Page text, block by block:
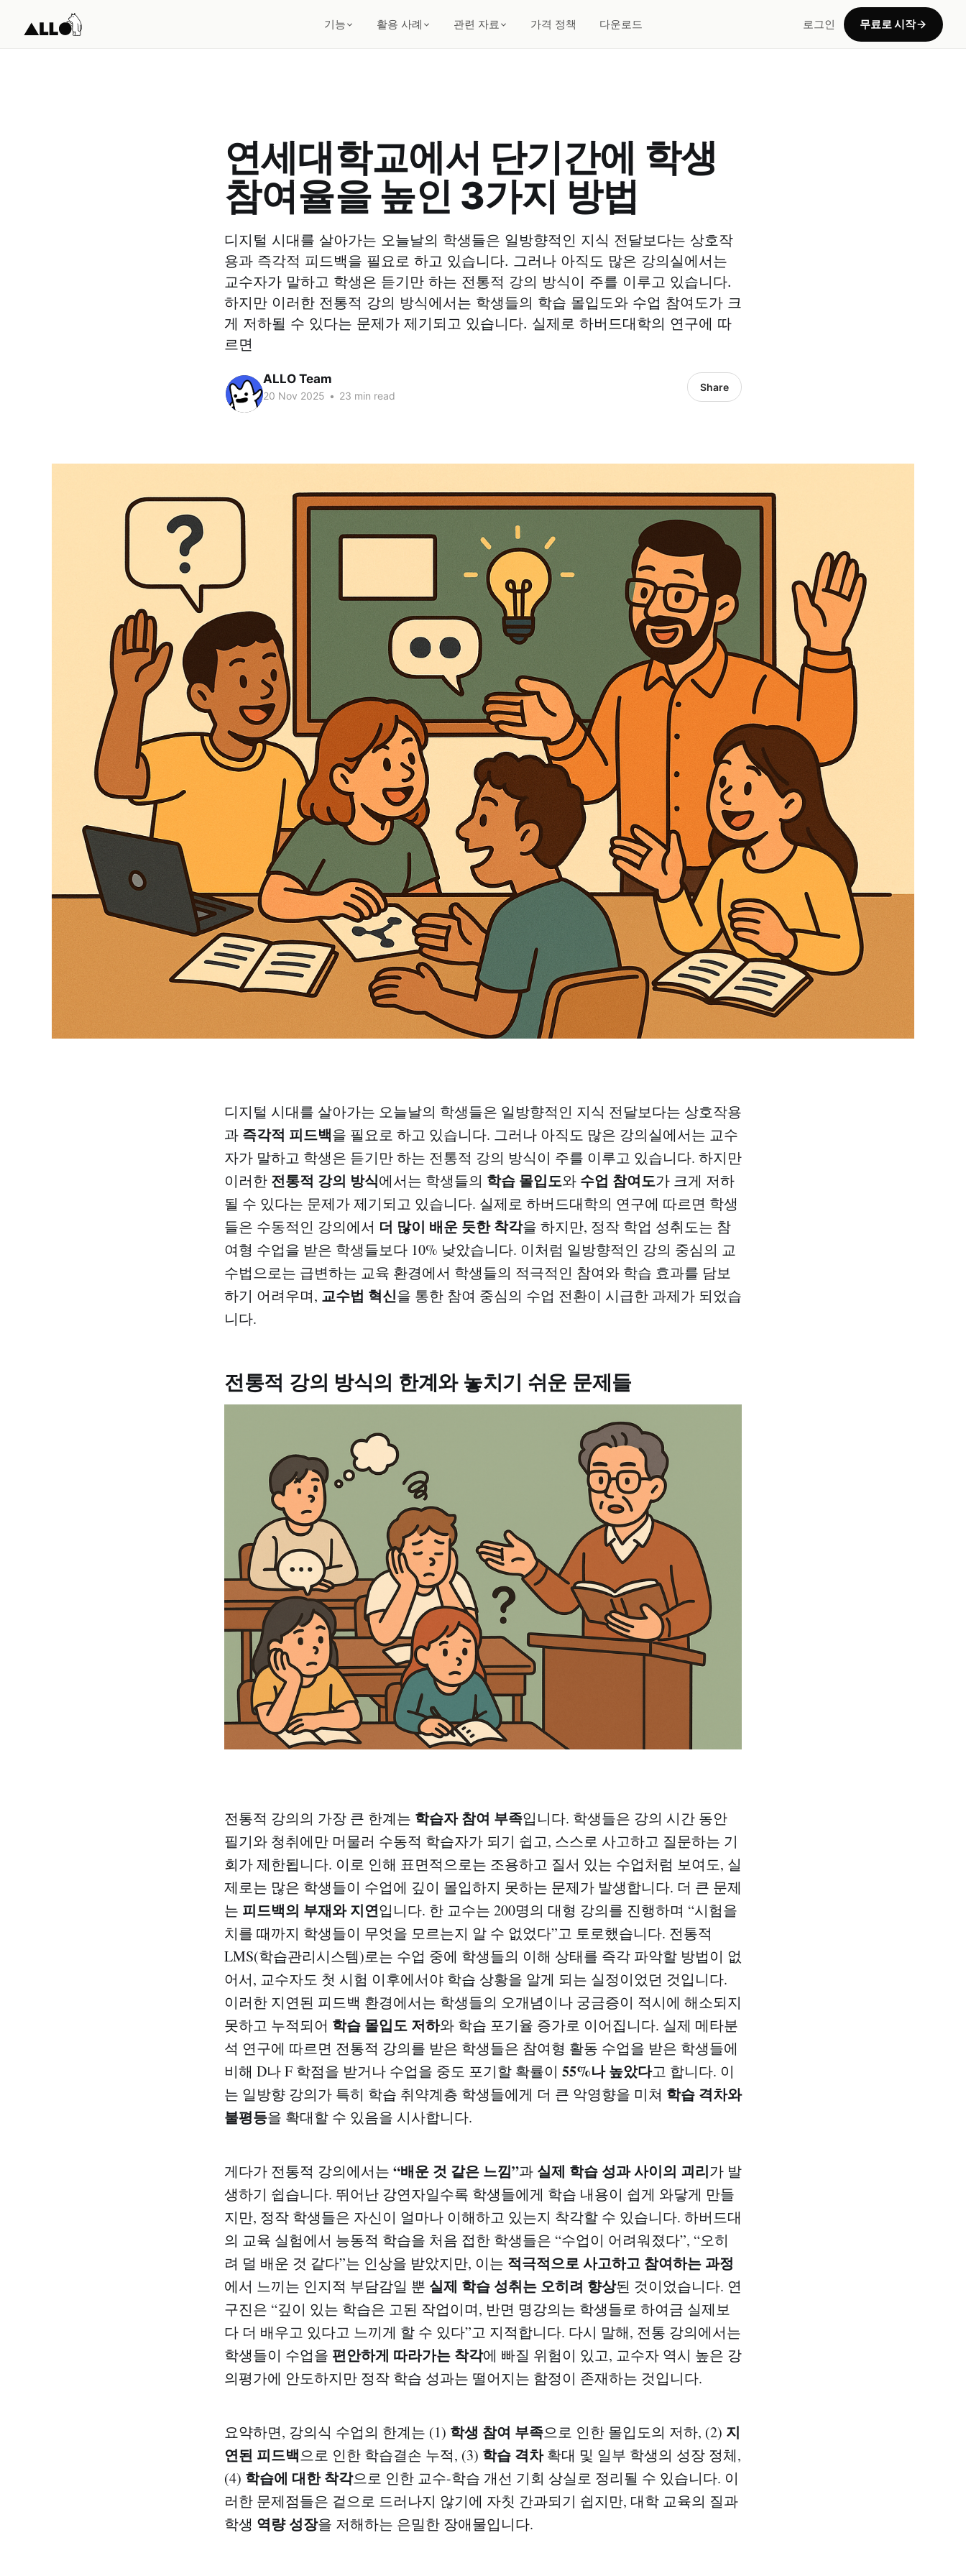
기능 활용 사례 관련 자료 가격 정책 다운로드 로그인 무료로 시작
연세대학교에서 단기간에 학생
참여율을 높인 3가지 방법
디지털 시대를 살아가는 오늘날의 학생들은 일방향적인 지식 전달보다는 상호작
용과 즉각적 피드백을 필요로 하고 있습니다. 그러나 아직도 많은 강의실에서는
교수자가 말하고 학생은 듣기만 하는 전통적 강의 방식이 주를 이루고 있습니다.
하지만 이러한 전통적 강의 방식에서는 학생들의 학습 몰입도와 수업 참여도가 크
게 저하될 수 있다는 문제가 제기되고 있습니다. 실제로 하버드대학의 연구에 따
르면
ALLO Team
20 Nov 2025 • 23 min read
Share
디지털 시대를 살아가는 오늘날의 학생들은 일방향적인 지식 전달보다는 상호작용
과 즉각적 피드백을 필요로 하고 있습니다. 그러나 아직도 많은 강의실에서는 교수
자가 말하고 학생은 듣기만 하는 전통적 강의 방식이 주를 이루고 있습니다. 하지만
이러한 전통적 강의 방식에서는 학생들의 학습 몰입도와 수업 참여도가 크게 저하
될 수 있다는 문제가 제기되고 있습니다. 실제로 하버드대학의 연구에 따르면 학생
들은 수동적인 강의에서 더 많이 배운 듯한 착각을 하지만, 정작 학업 성취도는 참
여형 수업을 받은 학생들보다 10% 낮았습니다. 이처럼 일방향적인 강의 중심의 교
수법으로는 급변하는 교육 환경에서 학생들의 적극적인 참여와 학습 효과를 담보
하기 어려우며, 교수법 혁신을 통한 참여 중심의 수업 전환이 시급한 과제가 되었습
니다.
전통적 강의 방식의 한계와 놓치기 쉬운 문제들
전통적 강의의 가장 큰 한계는 학습자 참여 부족입니다. 학생들은 강의 시간 동안
필기와 청취에만 머물러 수동적 학습자가 되기 쉽고, 스스로 사고하고 질문하는 기
회가 제한됩니다. 이로 인해 표면적으로는 조용하고 질서 있는 수업처럼 보여도, 실
제로는 많은 학생들이 수업에 깊이 몰입하지 못하는 문제가 발생합니다. 더 큰 문제
는 피드백의 부재와 지연입니다. 한 교수는 200명의 대형 강의를 진행하며 “시험을
치를 때까지 학생들이 무엇을 모르는지 알 수 없었다”고 토로했습니다. 전통적
LMS(학습관리시스템)로는 수업 중에 학생들의 이해 상태를 즉각 파악할 방법이 없
어서, 교수자도 첫 시험 이후에서야 학습 상황을 알게 되는 실정이었던 것입니다.
이러한 지연된 피드백 환경에서는 학생들의 오개념이나 궁금증이 적시에 해소되지
못하고 누적되어 학습 몰입도 저하와 학습 포기율 증가로 이어집니다. 실제 메타분
석 연구에 따르면 전통적 강의를 받은 학생들은 참여형 활동 수업을 받은 학생들에
비해 D나 F 학점을 받거나 수업을 중도 포기할 확률이 55%나 높았다고 합니다. 이
는 일방향 강의가 특히 학습 취약계층 학생들에게 더 큰 악영향을 미쳐 학습 격차와
불평등을 확대할 수 있음을 시사합니다.
게다가 전통적 강의에서는 “배운 것 같은 느낌”과 실제 학습 성과 사이의 괴리가 발
생하기 쉽습니다. 뛰어난 강연자일수록 학생들에게 학습 내용이 쉽게 와닿게 만들
지만, 정작 학생들은 자신이 얼마나 이해하고 있는지 착각할 수 있습니다. 하버드대
의 교육 실험에서 능동적 학습을 처음 접한 학생들은 “수업이 어려워졌다”, “오히
려 덜 배운 것 같다”는 인상을 받았지만, 이는 적극적으로 사고하고 참여하는 과정
에서 느끼는 인지적 부담감일 뿐 실제 학습 성취는 오히려 향상된 것이었습니다. 연
구진은 “깊이 있는 학습은 고된 작업이며, 반면 명강의는 학생들로 하여금 실제보
다 더 배우고 있다고 느끼게 할 수 있다”고 지적합니다. 다시 말해, 전통 강의에서는
학생들이 수업을 편안하게 따라가는 착각에 빠질 위험이 있고, 교수자 역시 높은 강
의평가에 안도하지만 정작 학습 성과는 떨어지는 함정이 존재하는 것입니다.
요약하면, 강의식 수업의 한계는 (1) 학생 참여 부족으로 인한 몰입도의 저하, (2) 지
연된 피드백으로 인한 학습결손 누적, (3) 학습 격차확대 및 일부 학생의 성장 정체,
(4) 학습에 대한 착각으로 인한 교수-학습 개선 기회 상실로 정리될 수 있습니다. 이
러한 문제점들은 겉으로 드러나지 않기에 자칫 간과되기 쉽지만, 대학 교육의 질과
학생 역량 성장을 저해하는 은밀한 장애물입니다.